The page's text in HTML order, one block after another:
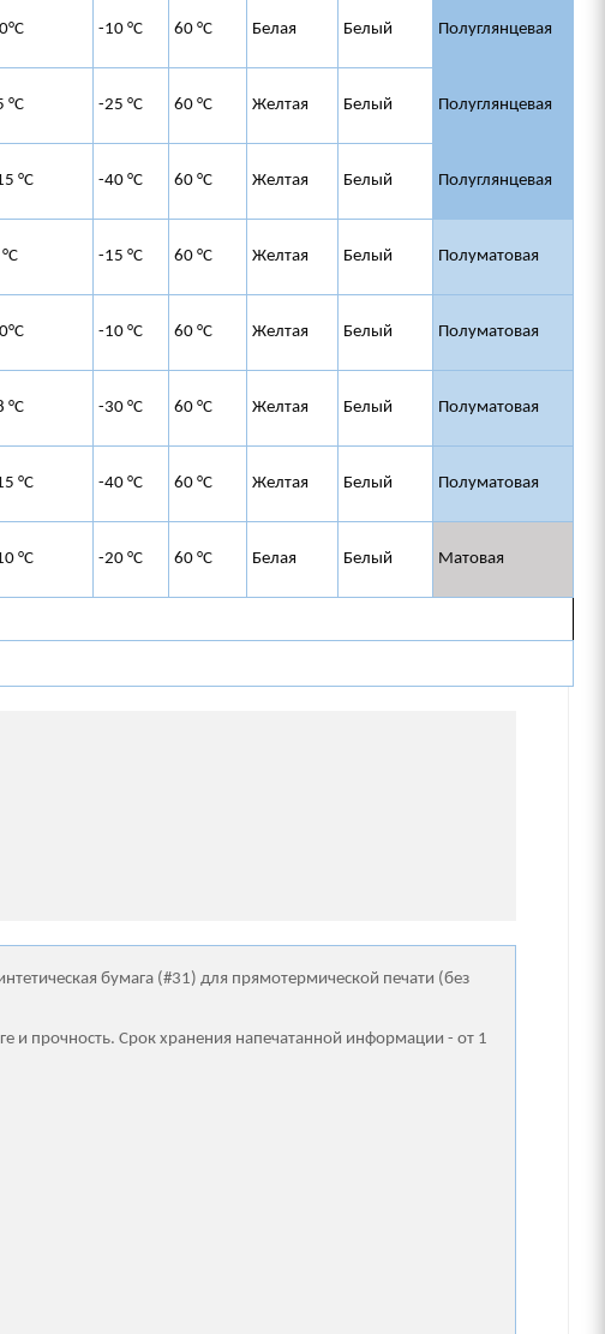
-10 °C 60 °C Белая Белый Полуглянцевая
°C -25 °C 60 °C Желтая Белый Полуглянцевая
°C -40 °C 60 °C Желтая Белый Полуглянцевая
-15 °C 60 °C Желтая Белый Полуматовая
-10 °C 60 °C Желтая Белый Полуматовая
°C -30 °C 60 °C Желтая Белый Полуматовая
°C -40 °C 60 °C Желтая Белый Полуматовая
°C -20 °C 60 °C Белая Белый Матовая
бумага (#31) для прямотермической печати (без
и прочность. Срок хранения напечатанной информации - от 1